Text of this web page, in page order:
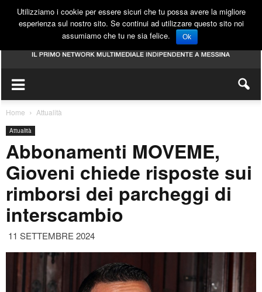
Home Attualità
Attualità
Abbonamenti MOVEME,
Gioveni chiede risposte sui
rimborsi dei parcheggi di
interscambio
11 SETTEMBRE 2024
Utilizziamo i cookie per essere sicuri che tu possa avere la migliore
esperienza sul nostro sito. Se continui ad utilizzare questo sito noi
assumiamo che tu ne sia felice.
Ok